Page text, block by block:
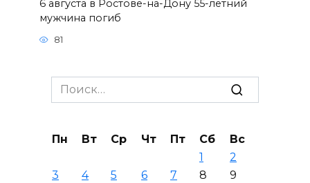
6 августа в Ростове-на-Дону 55-летний
мужчина погиб
81
Search
for:
Пн Вт Ср Чт Пт Сб
Вс
1
2
3
4 5 6 7 8
9